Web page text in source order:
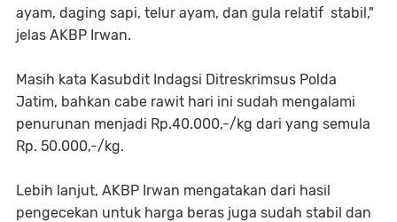
ayam, daging sapi, telur ayam, dan gula relatif stabil,"
jelas AKBP Irwan.
Masih kata Kasubdit Indagsi Ditreskrimsus Polda
Jatim, bahkan cabe rawit hari ini sudah mengalami
penurunan menjadi Rp.40.000,-/kg dari yang semula
Rp. 50.000,-/kg.
Lebih lanjut, AKBP Irwan mengatakan dari hasil
pengecekan untuk harga beras juga sudah stabil dan